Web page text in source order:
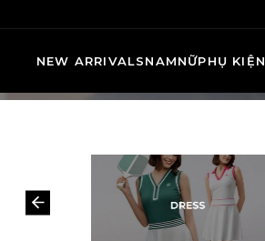
NEW ARRIVALSNAMNỮPHỤ KIỆN